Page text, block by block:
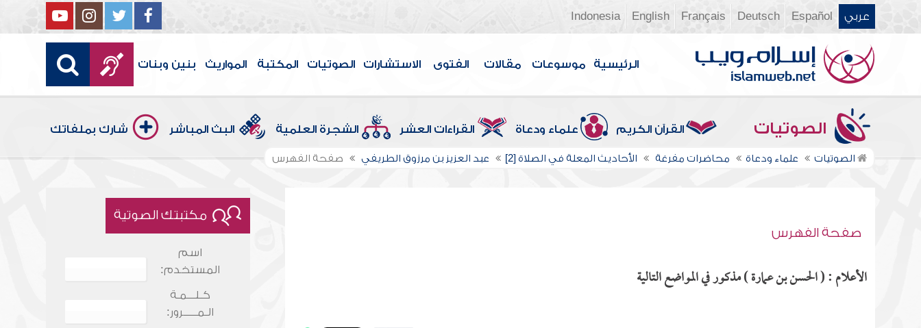
عربي Español
Deutsch
Français
English
Indonesia
الرئيسية موسوعات مقالات الفتوى الاستشارات الصوتيات المكتبة المواريث بنين وبنات
الصوتيات القرآن الكريم علماء ودعاة القراءات العشر الشجرة العلمية البث المباشر شارك بملفاتك
الصوتيات علماء ودعاة محاضرات مفرغة الأحاديث المعلة في الصلاة [2] عبد العزيز بن مرزوق الطريفي صفحة الفهرس
صفحة الفهرس
الأعلام : ( الحسن بن عمارة ) مذكور في المواضع التالية
مكتبتك الصوتية
اسم
المستخدم:
كـلـــمـة
الـمـــــرور: